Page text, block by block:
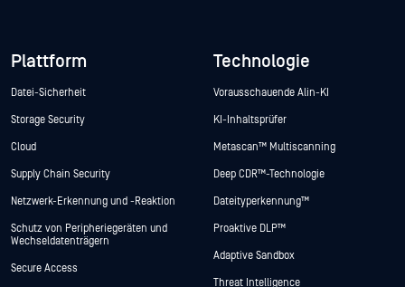
Plattform
Datei-Sicherheit
Storage Security
Cloud
Supply Chain Security
Netzwerk-Erkennung und -Reaktion
Schutz von Peripheriegeräten und
Wechseldatenträgern
Secure Access
Technologie
Vorausschauende Alin-KI
KI-Inhaltsprüfer
Metascan™ Multiscanning
Deep CDR™-Technologie
Dateityperkennung™
Proaktive DLP™
Adaptive Sandbox
Threat Intelligence